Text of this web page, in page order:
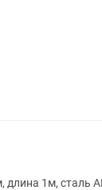
1м, сталь